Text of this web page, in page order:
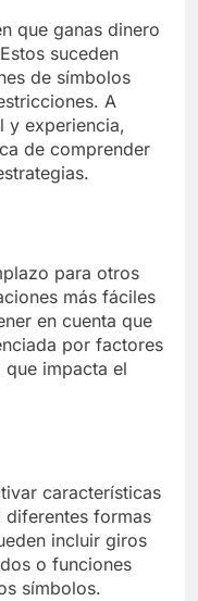
que ganas dinero
suceden
de símbolos
A
y experiencia,
de comprender
para otros
más fáciles
en cuenta que
por factores
impacta el
características
formas
incluir giros
o funciones
símbolos.